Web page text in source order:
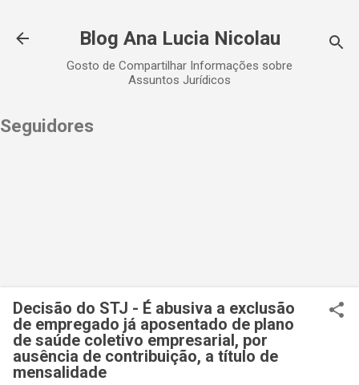
Blog Ana Lucia Nicolau
Gosto de Compartilhar Informações sobre
Assuntos Jurídicos
Seguidores
Decisão do STJ - É abusiva a exclusão
de empregado já aposentado de plano
de saúde coletivo empresarial, por
ausência de contribuição, a título de
mensalidade